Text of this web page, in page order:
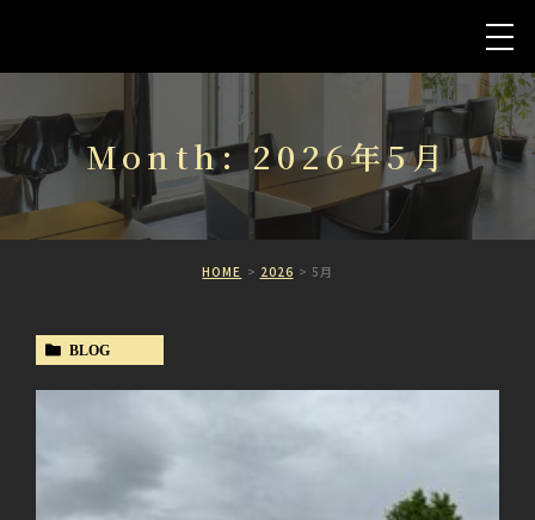
Month: 2026年5月
HOME 2026 5月
BLOG